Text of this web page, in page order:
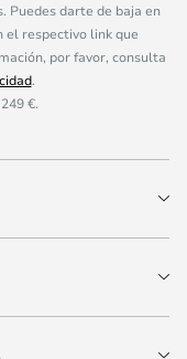
Puedes darte de baja en
el respectivo link que
por favor, consulta
.
€.